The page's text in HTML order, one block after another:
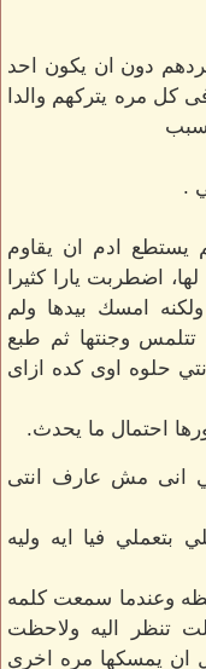
دون ان يكون احد
كل مره يتركهم والدا
.
يستطع ادم ان يقاوم
اضطربت يارا كثيرا
امسك بيدها ولم
تتلمس وجنتها ثم طبع
حلوه اوى كده ازاى
احتمال ما يحدث.
انى مش عارف انتى
بتعملي فيا ايه وليه
وعندما سمعت كلمه
تنظر اليه ولاحظت
ان يمسكها مره اخرى